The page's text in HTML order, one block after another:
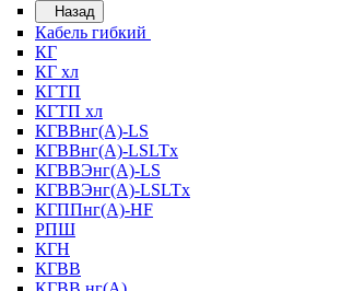
Назад
Кабель гибкий
КГ
КГ хл
КГТП
КГТП хл
КГВВнг(А)-LS
КГВВнг(А)-LSLTx
КГВВЭнг(А)-LS
КГВВЭнг(А)-LSLTx
КГППнг(А)-HF
РПШ
КГН
КГВВ